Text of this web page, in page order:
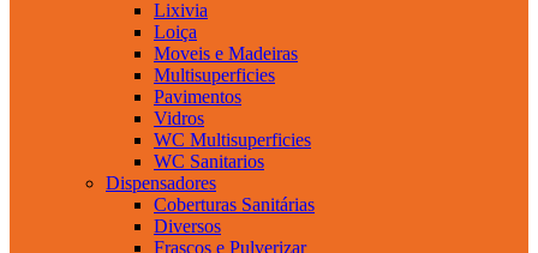
Lixivia
Loiça
Moveis e Madeiras
Multisuperficies
Pavimentos
Vidros
WC Multisuperficies
WC Sanitarios
Dispensadores
Coberturas Sanitárias
Diversos
Frascos e Pulverizar